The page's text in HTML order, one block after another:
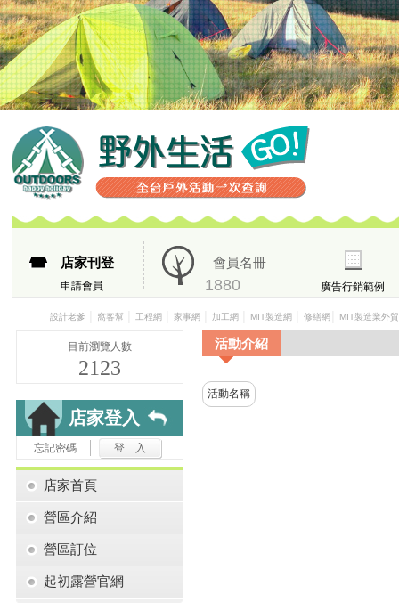
店家刊登
申請會員
會員名冊
1880 廣告行銷範例
設計老爹 窩客幫 工程網 家事網 加工網 MIT製造網 修繕網 MIT製造業外
目前瀏覽人數
2123
店家登入
忘記密碼
店家首頁
營區介紹
營區訂位
起初露營官網
活動介紹
活動名稱